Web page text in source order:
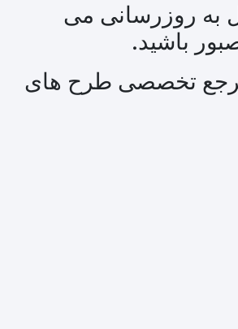
به روزرسانی می
باشید.
99 مرجع تخصصی طرح های